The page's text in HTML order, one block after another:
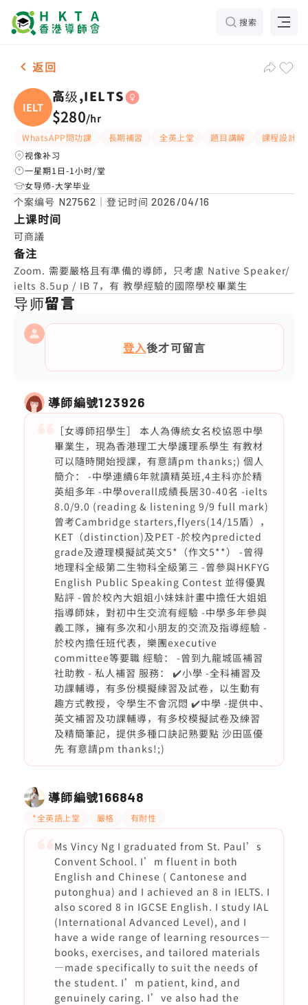
搜索
女-1名 高级,IELTS，黄大仙 补习推介
返回
IELTS
高级,IELTS
$280/hr
WhatsAPP問功課 長期補習 全英上堂 題目講解
課程設計
视像补习
一星期1日-1小时/堂
女导师-大学毕业
个案编号 N27562 ｜登记时间2026/04/16
上课时间
可商議
备注
Zoom. 需要嚴格且有準備的導師，只考慮 Native Speaker/
ielts 8.5up / IB 7，有 教學經驗的國際學校畢業生
导师留言
登入後才可留言
導師編號123926
［女導師招學生］ 本人為傳統女名校協恩中學
畢業生，現為香港理工大學護理系學生 有教材
可以隨時開始授課，有意請pm thanks;) 個人
簡介： -中學連續6年就讀精英班,4主科亦於精
英組多年 -中學overall成績長居30-40名 -ielts
8.0/9.0 (reading & listening 9/9 full mark)
曾考Cambridge starters,flyers(14/15盾），
KET（distinction)及PET -於校內predicted
grade及遵理模擬試英文5*（作文5**） -曾得
地理科全級第二生物科全級第三 -曾參與HKFYG
English Public Speaking Contest 並得優異
點評 -曾於校內大姐姐小妹妹計畫中擔任大姐姐
指導師妹，對初中生交流有經驗 -中學多年參與
義工隊，擁有多次和小朋友的交流及指導經驗 -
於校內擔任班代表，樂團executive
committee等要職 經驗： -曾到九龍城區補習
社助教 - 私人補習 服務： ✔️小學 -全科補習及
功課輔導，有多份模擬練習及試卷，以生動有
趣方式教授，令學生不會沉悶 ✔️中學 -提供中、
英文補習及功課輔導，有多校模擬試卷及練習
及精簡筆記，提供多種口訣記熟要點 沙田區優
先 有意請pm thanks!;)
導師編號166848
*全英語上堂 嚴格 有耐性
Ms Vincy Ng I graduated from St. Paul’s
Convent School. I’m fluent in both
English and Chinese ( Cantonese and
putonghua) and I achieved an 8 in IELTS. I
also scored 8 in IGCSE English. I study IAL
(International Advanced Level), and I
have a wide range of learning resources—
books, exercises, and tailored materials
—made specifically to suit the needs of
the student. I’m patient, kind, and
genuinely caring. I’ve also had the